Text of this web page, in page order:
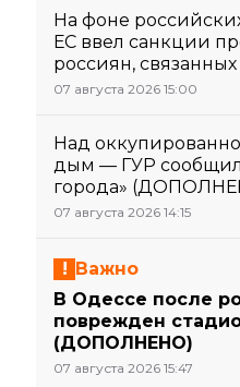
На фоне
ЕС ввел санкции
россиян,
07 августа 2026 15:00
Над
дым — ГУР
города»
07 августа 2026 14:15
Важно
В Одессе после
поврежден
(ДОПОЛНЕНО)
07 августа 2026 15:47